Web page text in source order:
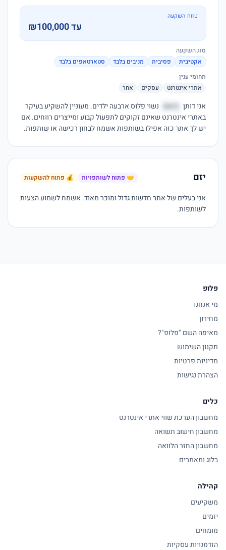
טווח השקעה
עד ₪100,000
סוג השקעה
אקטיבית
פסיבית מניבים בלבד
סטארטאפים בלבד
תחומי ענין
אתרי אינטרנט
עסקים אחר
אני דותן כיאת
יש לך אתר כזה אפילו בשותפות אשמח לבחון רכישה או שותפות.
יזם 🤝 פתוח לשותפויות 💰 פתוח להשקעות
לשותפות.
פלופ
מי אנחנו
מחירון
מאיפה השם "פלופ"?
תקנון השימוש
מדיניות פרטיות
הצהרת נגישות
כלים
מחשבון הערכת שווי אתרי אינטרנט
מחשבון חישוב תשואה
מחשבון החזר הלוואה
בלוג ומאמרים
קהילה
משקיעים
יזמים
מומחים
הזדמנויות עסקיות